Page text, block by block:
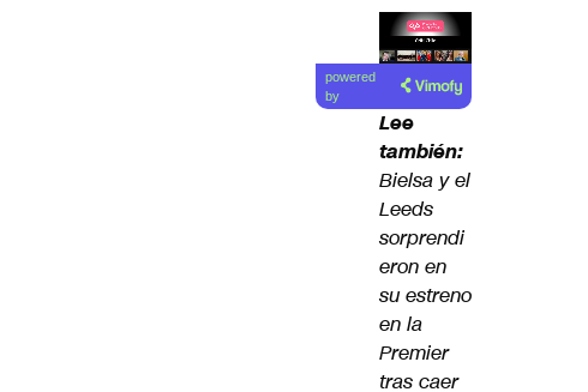
Lea el
artículo
powered
by
Lee
también:
Bielsa y el
Leeds
sorprendi
eron en
su estreno
en la
Premier
tras caer